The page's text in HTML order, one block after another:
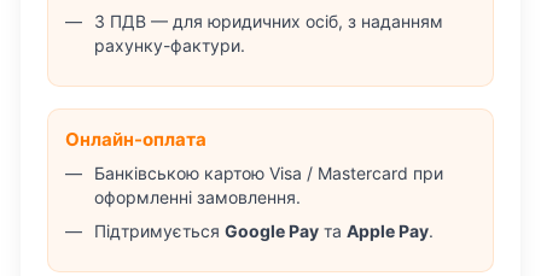
З ПДВ — для юридичних осіб, з наданням
рахунку-фактури.
Онлайн-оплата
Банківською картою Visa / Mastercard при
оформленні замовлення.
Підтримується Google Pay та Apple Pay.